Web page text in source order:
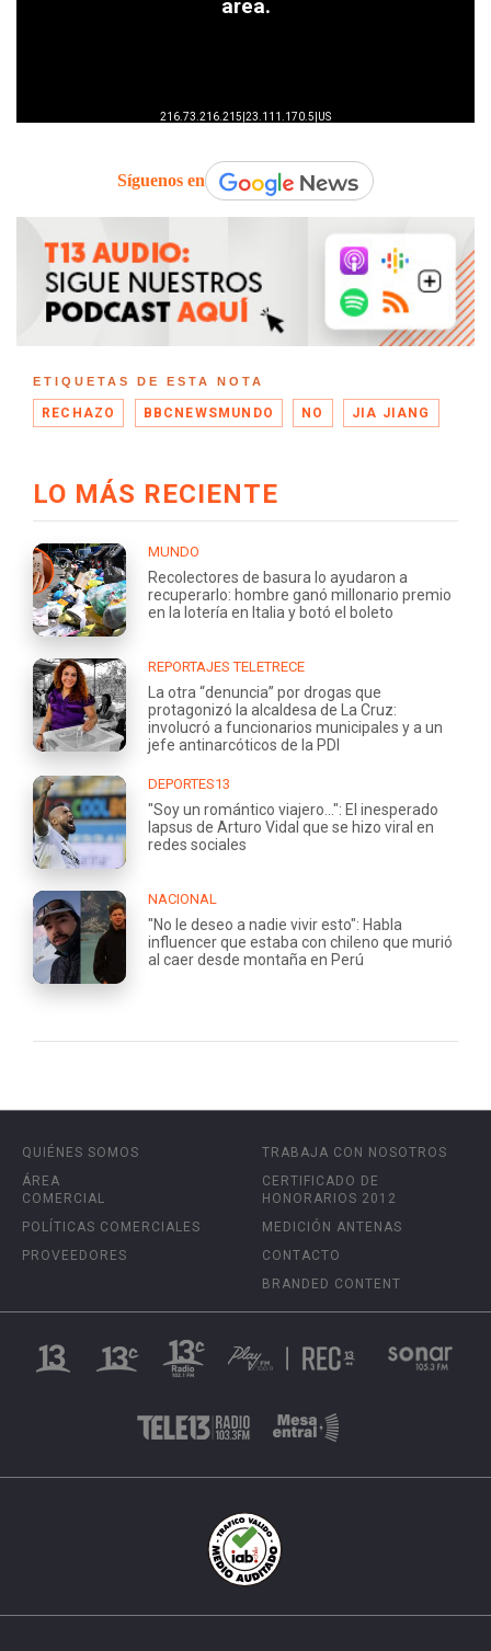
Síguenos en
ETIQUETAS DE ESTA NOTA
RECHAZO BBCNEWSMUNDO NO JIA JIANG
LO MÁS RECIENTE
MUNDO
Recolectores de basura lo ayudaron a
recuperarlo: hombre ganó millonario premio
en la lotería en Italia y botó el boleto
REPORTAJES TELETRECE
La otra “denuncia” por drogas que
protagonizó la alcaldesa de La Cruz:
involucró a funcionarios municipales y a un
jefe antinarcóticos de la PDI
DEPORTES13
"Soy un romántico viajero...": El inesperado
lapsus de Arturo Vidal que se hizo viral en
redes sociales
NACIONAL
"No le deseo a nadie vivir esto": Habla
influencer que estaba con chileno que murió
al caer desde montaña en Perú
QUIÉNES SOMOS
ÁREA
COMERCIAL
POLÍTICAS COMERCIALES
PROVEEDORES
TRABAJA CON NOSOTROS
CERTIFICADO DE
HONORARIOS 2012
MEDICIÓN ANTENAS
CONTACTO
BRANDED CONTENT